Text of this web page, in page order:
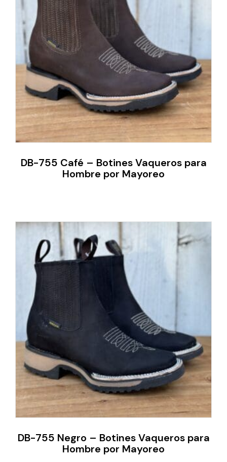
DB-755 Café – Botines Vaqueros para
Hombre por Mayoreo
DB-755 Negro – Botines Vaqueros para
Hombre por Mayoreo